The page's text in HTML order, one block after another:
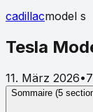
cadillacmodel s
Tesla
11. März 2026•
Sommaire (5